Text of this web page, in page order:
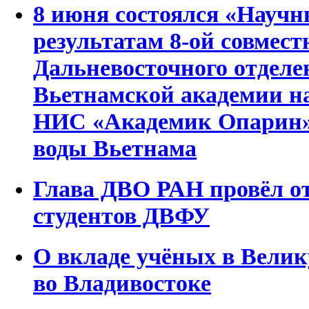
8 июня состоялся
результатам 8-ой
Дальневосточного
Вьетнамской академии
НИС «Академик
воды Вьетнама
Глава ДВО РАН провёл
студентов ДВФУ
О вкладе учёных в
во Владивостоке